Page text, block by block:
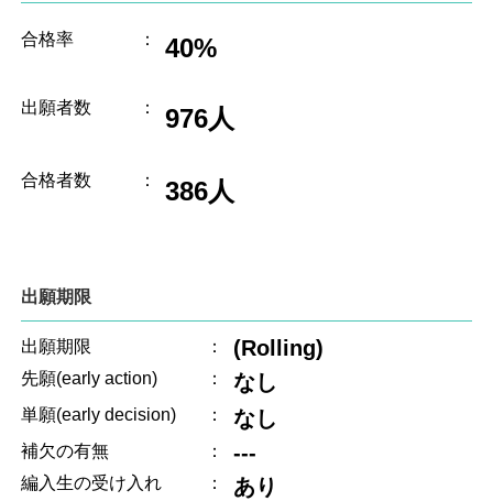
合格率 ： 40%
出願者数 ： 976人
合格者数 ： 386人
出願期限
出願期限 ： (Rolling)
先願(early action) ： なし
単願(early decision) ： なし
補欠の有無 ： ---
編入生の受け入れ ： あり